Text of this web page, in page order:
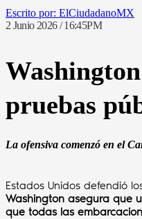
ElCiudadanoMX
2 Junio 2026 / 16:45PM
pruebas
La ofensiva comenzó en el
Estados Unidos defendió
Washington asegura que
que todas las